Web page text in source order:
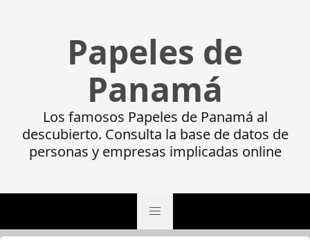
Papeles de
Panamá
Los famosos Papeles de Panamá al
descubierto. Consulta la base de datos de
personas y empresas implicadas online